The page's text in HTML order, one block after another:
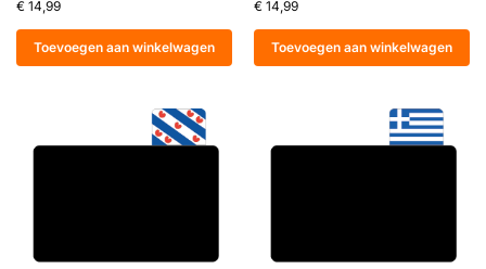
€ 14,99
Toevoegen aan winkelwagen
€ 14,99
Toevoegen aan winkelwagen